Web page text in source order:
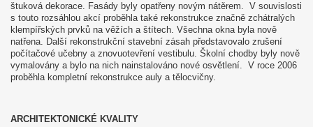
štuková dekorace. Fasády byly opatřeny novým nátěrem. V souvislosti
s touto rozsáhlou akcí proběhla také rekonstrukce značně zchátralých
klempířských prvků na věžích a štítech. Všechna okna byla nově
natřena. Další rekonstrukční stavební zásah představovalo zrušení
počítačové učebny a znovuotevření vestibulu. Školní chodby byly nově
vymalovány a bylo na nich nainstalováno nové osvětlení. V roce 2006
proběhla kompletní rekonstrukce auly a tělocvičny.
ARCHITEKTONICKÉ KVALITY